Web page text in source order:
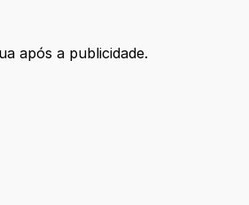
após a publicidade.